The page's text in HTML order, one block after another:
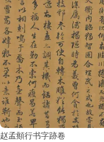
赵孟頫行书字跡卷